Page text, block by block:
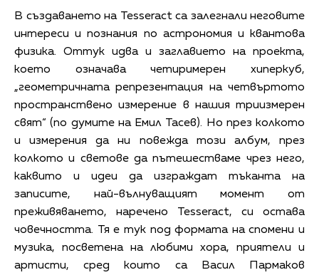
В създаването на Tesseract са залегнали неговите
интереси и познания по астрономия и квантова
физика. Оттук идва и заглавието на проекта,
което означава четиримерен хиперкуб,
„геометричната репрезентация на четвъртото
пространствено измерение в нашия триизмерен
свят“ (по думите на Емил Тасев). Но през колкото
и измерения да ни повежда този албум, през
колкото и светове да пътешестваме чрез него,
каквито и идеи да изграждат тъкaнта на
записите, най-вълнуващият момент от
преживяването, наречено Tesseract, си остава
човечността. Тя е тук под формата на спомени и
музика, посветена на любими хора, приятели и
артисти, сред които са Васил Пармаков